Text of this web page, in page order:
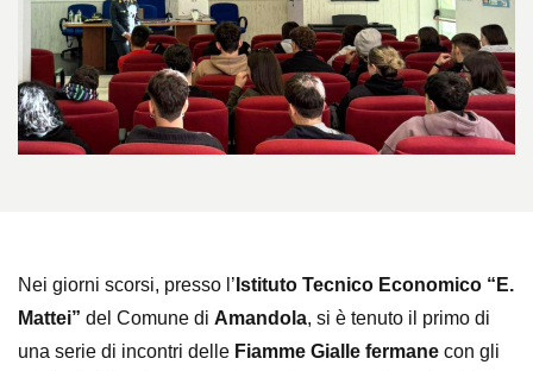
Nei giorni scorsi, presso l’ Istituto Tecnico Economico “E.
Mattei” del Comune di Amandola, si è tenuto il primo di
una serie di incontri delle Fiamme Gialle fermane con gli